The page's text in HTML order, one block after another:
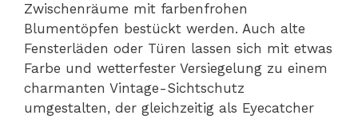
Zwischenräume mit farbenfrohen
Blumentöpfen bestückt werden. Auch alte
Fensterläden oder Türen lassen sich mit etwas
Farbe und wetterfester Versiegelung zu einem
charmanten Vintage-Sichtschutz
umgestalten, der gleichzeitig als Eyecatcher